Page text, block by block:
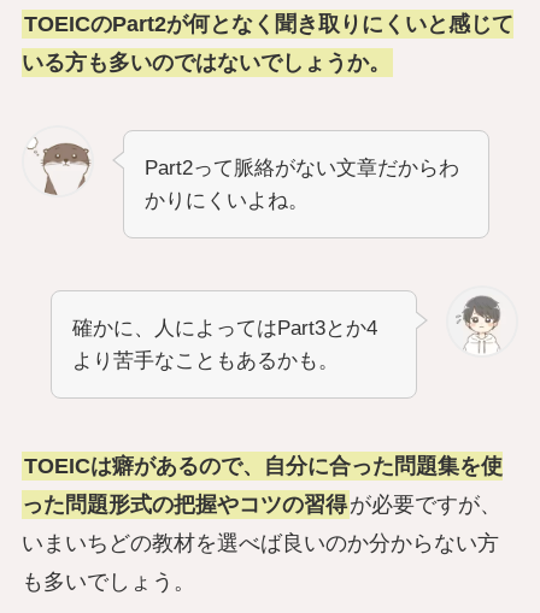
TOEICのPart2が何となく聞き取りにくいと感じて
いる方も多いのではないでしょうか。
Part2って脈絡がない文章だからわ
かりにくいよね。
確かに、人によってはPart3とか4
より苦手なこともあるかも。
TOEICは癖があるので、自分に合った問題集を使
った問題形式の把握やコツの習得が必要ですが、
いまいちどの教材を選べば良いのか分からない方
も多いでしょう。